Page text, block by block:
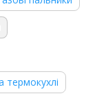
термокухлі